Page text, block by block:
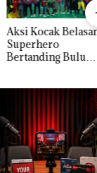
Tim Gabungan
Gagalkan
Penyelundupan 1,3